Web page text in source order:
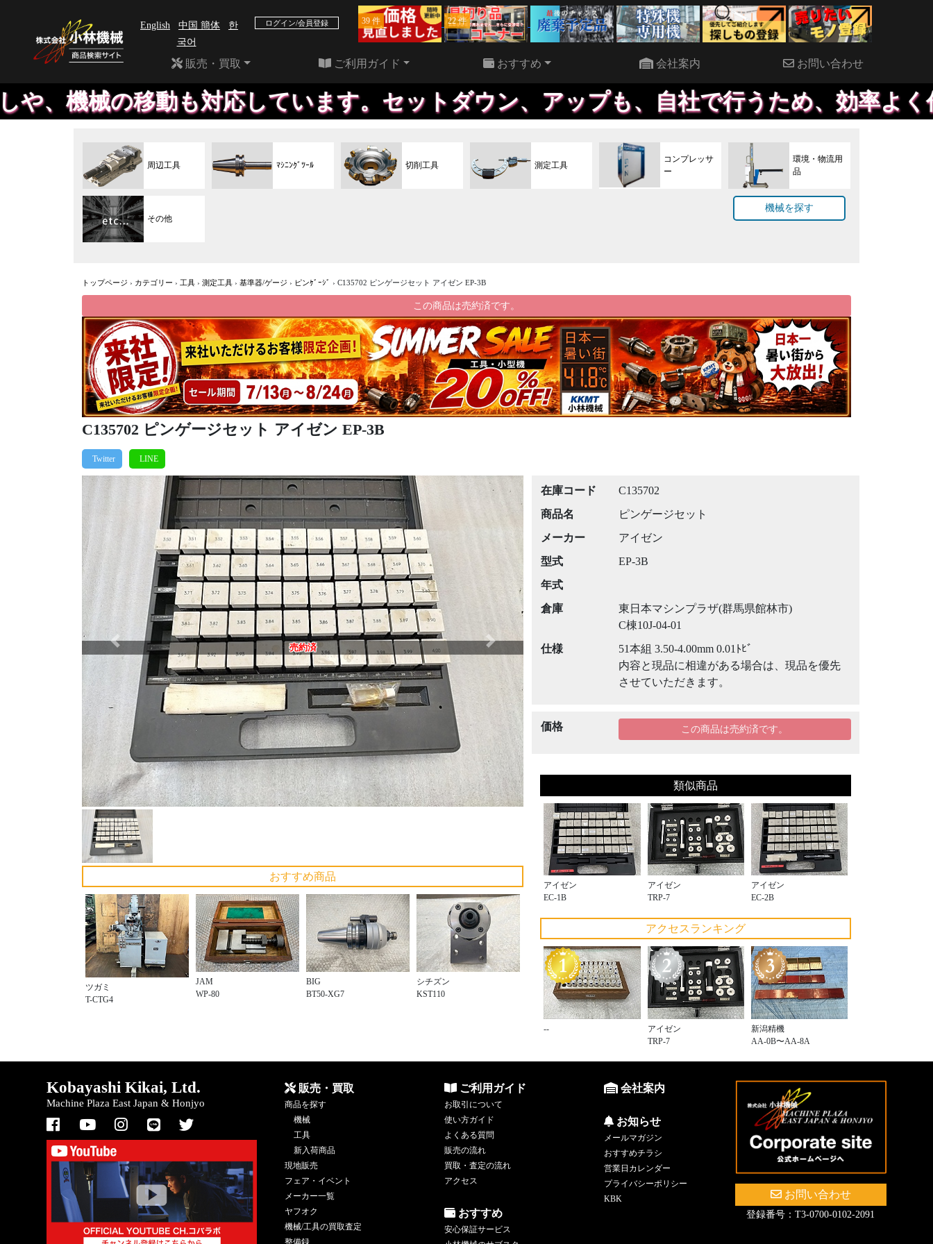
English 中国 簡体
한
국어
ログイン/会員登録 39 件 22 件
販売・買取 ご利用ガイド おすすめ 会社案内 お問い合わせ
も対応しています。セットダウン、アップも、自社で行うため、効率よく作業が進める
周辺工具 ﾏｼﾆﾝｸﾞﾂｰﾙ 切削工具 測定工具
コンプレッサ
ー
環境・物流用
品
その他
機械を探す
トップページ › カテゴリー › 工具 › 測定工具 › 基準器/ゲージ › ピンｹﾞｰｼﾞ › C135702 ピンゲージセット アイゼン EP-3B
この商品は売約済です。
C135702 ピンゲージセット アイゼン EP-3B
売約済
Previous Next
おすすめ商品
ツガミ
T-CTG4
JAM
WP-80
BIG
BT50-XG7
シチズン
KST110
在庫コード
C135702
商品名
ピンゲージセット
メーカー
アイゼン
型式
EP-3B
年式
倉庫
東日本マシンプラザ(群馬県館林市)
C棟10J-04-01
仕様
51本組 3.50-4.00mm 0.01ﾄﾋﾞ
内容と現品に相違がある場合は、現品を優先
させていただきます。
価格 この商品は売約済です。
類似商品
アイゼン
EC-1B
アイゼン
TRP-7
アイゼン
EC-2B
アクセスランキング
--
アイゼン
TRP-7
新潟精機
AA-0B〜AA-8A
Kobayashi Kikai, Ltd.
Machine Plaza East Japan & Honjyo
販売・買取
商品を探す
機械
工具
新入荷商品
現地販売
フェア・イベント
メーカー一覧
ヤフオク
機械/工具の買取査定
整備録
ご利用ガイド
お取引について
使い方ガイド
よくある質問
販売の流れ
買取・査定の流れ
アクセス
おすすめ
安心保証サービス
会社案内
お知らせ
メールマガジン
おすすめチラシ
営業日カレンダー
プライバシーポリシー
KBK
お問い合わせ
登録番号：T3-0700-0102-2091